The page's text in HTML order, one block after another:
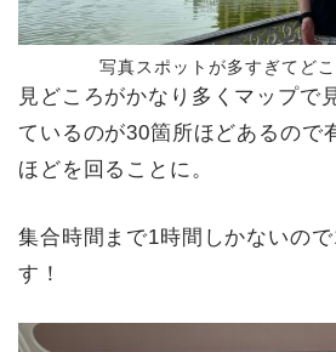
写真スポットが多すぎてど
見どころがかなり多くマップで
ているのが30箇所ほどあるので
ほどを回ることに。
集合時間まで1時間しかないの
す！